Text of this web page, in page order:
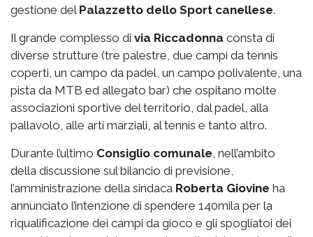
gestione del Palazzetto dello Sport canellese.
Il grande complesso di via Riccadonna consta di
diverse strutture (tre palestre, due campi da tennis
coperti, un campo da padel, un campo polivalente, una
pista da MTB ed allegato bar) che ospitano molte
associazioni sportive del territorio, dal padel, alla
pallavolo, alle arti marziali, al tennis e tanto altro.
Durante l’ultimo Consiglio comunale , nell’ambito
della discussione sul bilancio di previsione,
l’amministrazione della sindaca Roberta Giovine ha
annunciato l’intenzione di spendere 140mila per la
riqualificazione dei campi da gioco e gli spogliatoi dei